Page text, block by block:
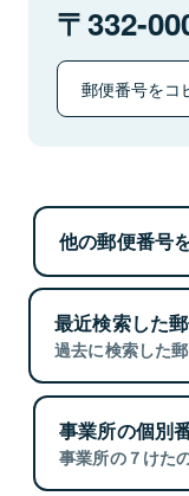
332-
郵便番号をコ
他の郵便番号
最近検索した
過去に検索した
事業所の個別
事業所の７けた